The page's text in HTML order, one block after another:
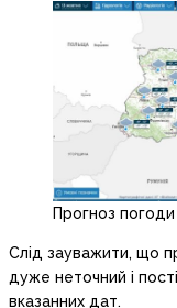
Прогноз
Слід зауважити, що
дуже неточний і
вказанних дат.